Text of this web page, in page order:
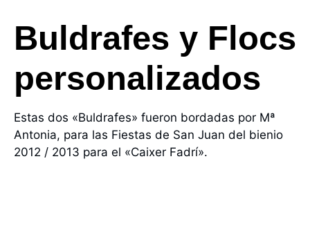
Buldrafes y Flocs
personalizados
Estas dos «Buldrafes» fueron bordadas por Mª
Antonia, para las Fiestas de San Juan del bienio
2012 / 2013 para el «Caixer Fadrí».